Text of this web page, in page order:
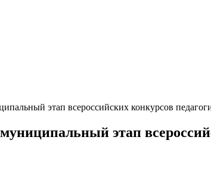
этап всероссийских конкурсов
этап